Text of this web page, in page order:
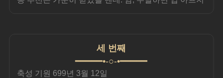
세 번째
━━━━━•-○-•━━━━━
축성 기원 699년 3월 12일